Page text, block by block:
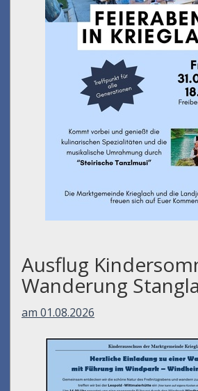
Ausflug
Wanderung
am 01.08.2026